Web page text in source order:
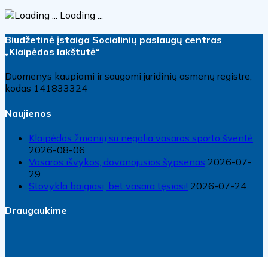
Loading ...
Biudžetinė įstaiga Socialinių paslaugų centras
„Klaipėdos lakštutė“
Duomenys kaupiami ir saugomi juridinių asmenų registre,
kodas 141833324
Naujienos
Klaipėdos žmonių su negalia vasaros sporto šventė
2026-08-06
Vasaros išvykos, dovanojusios šypsenas 2026-07-
29
Stovykla baigiasi, bet vasara tęsiasi! 2026-07-24
Draugaukime